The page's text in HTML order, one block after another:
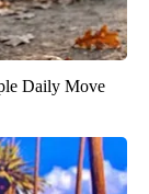
Daily Move